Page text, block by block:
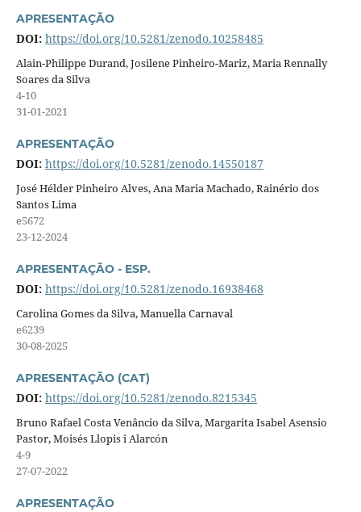
APRESENTAÇÃO
DOI: https://doi.org/10.5281/zenodo.10258485
Alain-Philippe Durand, Josilene Pinheiro-Mariz, Maria Rennally
Soares da Silva
4-10
31-01-2021
APRESENTAÇÃO
DOI: https://doi.org/10.5281/zenodo.14550187
José Hélder Pinheiro Alves, Ana Maria Machado, Rainério dos
Santos Lima
e5672
23-12-2024
APRESENTAÇÃO - ESP.
DOI: https://doi.org/10.5281/zenodo.16938468
Carolina Gomes da Silva, Manuella Carnaval
e6239
30-08-2025
APRESENTAÇÃO (CAT)
DOI: https://doi.org/10.5281/zenodo.8215345
Bruno Rafael Costa Venâncio da Silva, Margarita Isabel Asensio
Pastor, Moisés Llopis i Alarcón
4-9
27-07-2022
APRESENTAÇÃO